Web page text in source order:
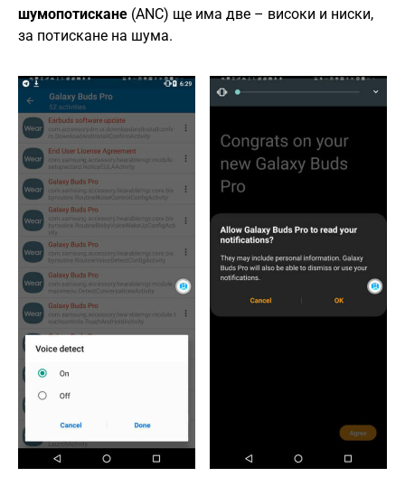
шумопотискане (ANC) ще има две – високи и ниски,
за потискане на шума.